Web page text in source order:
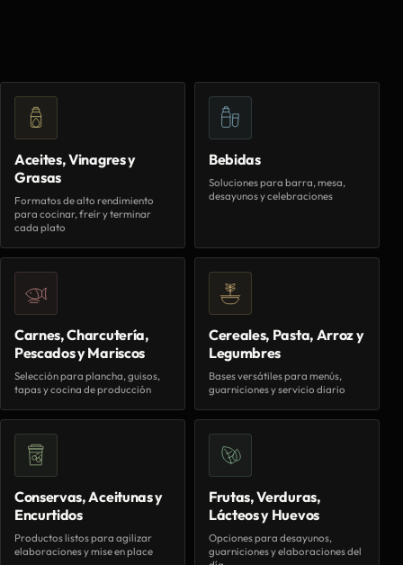
Aceites, Vinagres y
Grasas
Formatos de alto rendimiento
para cocinar, freír y terminar
cada plato
Bebidas
Soluciones para barra, mesa,
desayunos y celebraciones
Carnes, Charcutería,
Pescados y Mariscos
Selección para plancha, guisos,
tapas y cocina de producción
Cereales, Pasta, Arroz y
Legumbres
Bases versátiles para menús,
guarniciones y servicio diario
Conservas, Aceitunas y
Encurtidos
Productos listos para agilizar
elaboraciones y mise en place
Frutas, Verduras,
Lácteos y Huevos
Opciones para desayunos,
guarniciones y elaboraciones del